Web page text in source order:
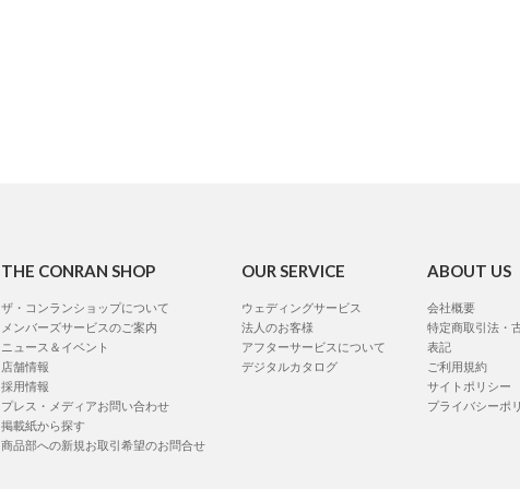
THE CONRAN SHOP
ザ・コンランショップについて
メンバーズサービスのご案内
ニュース＆イベント
店舗情報
採用情報
プレス・メディアお問い合わせ
掲載紙から探す
商品部への新規お取引希望のお問合せ
OUR SERVICE
ウェディングサービス
法人のお客様
アフターサービスについて
デジタルカタログ
ABOUT US
会社概要
特定商取引法・
表記
ご利用規約
サイトポリシー
プライバシーポ